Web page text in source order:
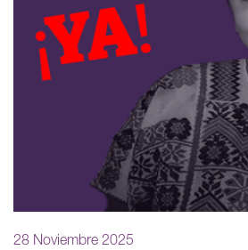
28 Noviembre 2025